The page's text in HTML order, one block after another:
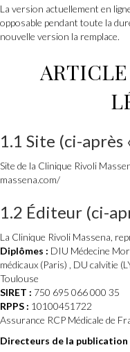
La version actuellement en
opposable pendant toute la
nouvelle version la remplace.
1.1 Site (ci-après
Site de la Clinique Rivoli
massena.com/
1.2 Éditeur (ci-
La Clinique Rivoli Massena,
Diplômes : DIU Médecine
médicaux (Paris) , DU calvitie
Toulouse
SIRET : 750 695 066 000 35
RPPS : 10100451722
Assurance RCP Médicale de
Directeurs de la publication